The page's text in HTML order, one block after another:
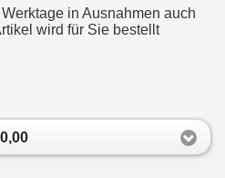
in Ausnahmen auch
wird für Sie bestellt